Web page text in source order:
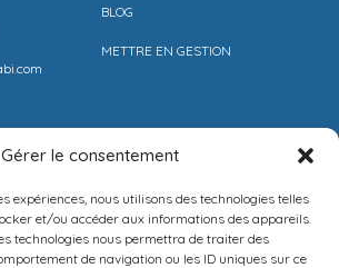
Gérer le consentement
expériences, nous utilisons des technologies telles
et/ou accéder aux informations des appareils.
technologies nous permettra de traiter des
de navigation ou les ID uniques sur ce
BLOG
METTRE EN GESTION
CONDITIONS DE VENTE